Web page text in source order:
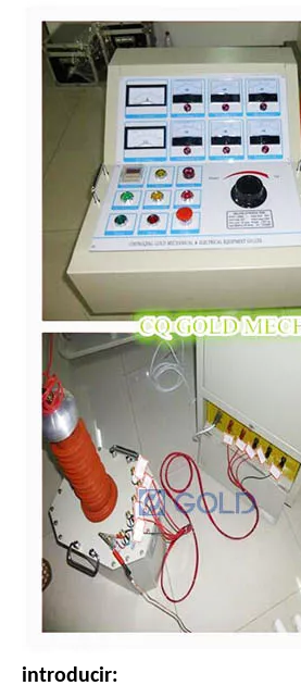
introducir: